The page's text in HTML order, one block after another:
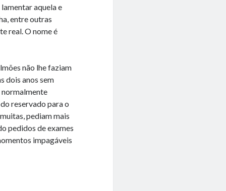
aquela e
entre outras
real. O nome é
não lhe faziam
dois anos sem
normalmente
reservado para o
pediam mais
pedidos de exames
impagáveis